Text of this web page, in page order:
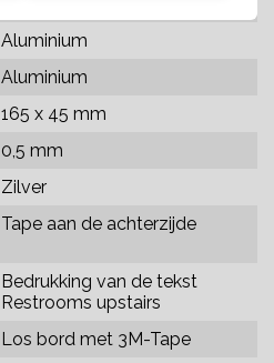
Aluminium
Aluminium
165 x 45 mm
0,5 mm
Zilver
Tape aan de achterzijde
Bedrukking van de tekst
Restrooms upstairs
Los bord met 3M-Tape